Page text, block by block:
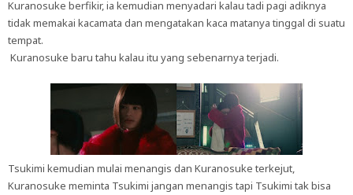
Kuranosuke berfikir, ia kemudian menyadari kalau tadi pagi adiknya
tidak memakai kacamata dan mengatakan kaca matanya tinggal di suatu
tempat.
Kuranosuke baru tahu kalau itu yang sebenarnya terjadi.
Tsukimi kemudian mulai menangis dan Kuranosuke terkejut,
Kuranosuke meminta Tsukimi jangan menangis tapi Tsukimi tak bisa